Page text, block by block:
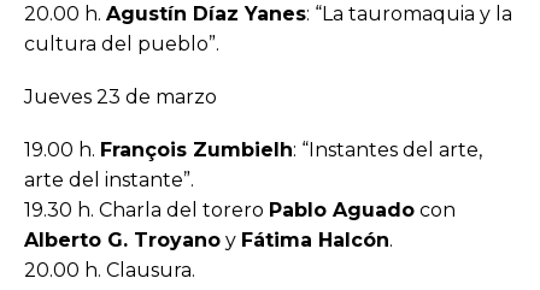
20.00 h. Agustín Díaz Yanes: “La tauromaquia y la
cultura del pueblo”.
Jueves 23 de marzo
19.00 h. François Zumbielh: “Instantes del arte,
arte del instante”.
19.30 h. Charla del torero Pablo Aguado con
Alberto G. Troyano y Fátima Halcón.
20.00 h. Clausura.